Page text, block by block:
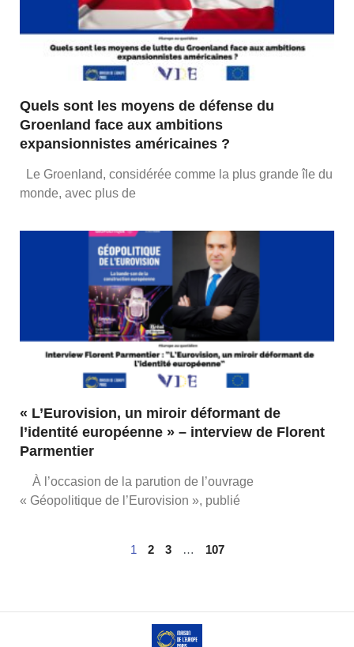
Quels sont les moyens de défense du
Groenland face aux ambitions
expansionnistes américaines ?
Le Groenland, considérée comme la plus grande île du
monde, avec plus de
« L’Eurovision, un miroir déformant de
l’identité européenne » – interview de Florent
Parmentier
À l’occasion de la parution de l’ouvrage
« Géopolitique de l’Eurovision », publié
1 2 3 … 107